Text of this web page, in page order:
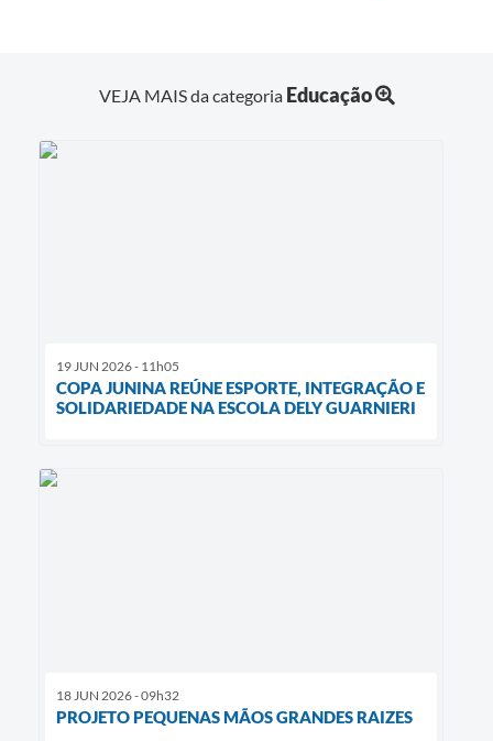
VEJA MAIS da categoria Educação
19 JUN 2026 - 11h05
COPA JUNINA REÚNE ESPORTE, INTEGRAÇÃO E
SOLIDARIEDADE NA ESCOLA DELY GUARNIERI
18 JUN 2026 - 09h32
PROJETO PEQUENAS MÃOS GRANDES RAIZES